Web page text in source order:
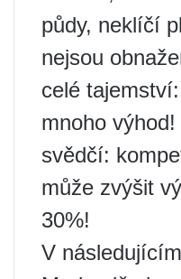
půdy, neklíčí
nejsou
celé
mnoho
svědčí:
může zvýšit
30%!
V